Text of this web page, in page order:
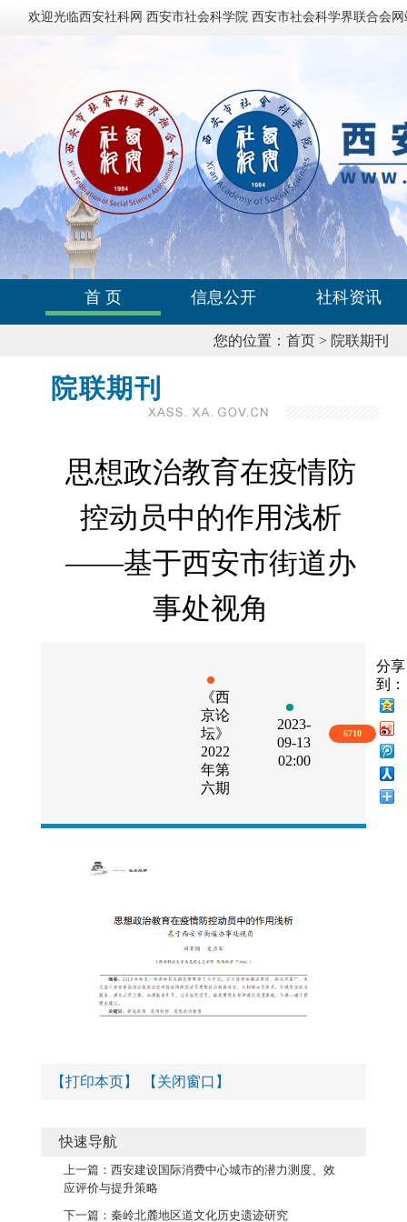
欢迎光临西安社科网 西安市社会科学院 西安市社会科学界联合会
首 页 信息公开 社科资讯
您的位置： 首页 > 院联期刊
院联期刊
思想政治教育在疫情防
控动员中的作用浅析
——基于西安市街道办
事处视角
《西
京论
坛》
2022
年第
六期
2023-
09-13
02:00
6710
分享
到：
【打印本页】 【关闭窗口】
快速导航
上一篇： 西安建设国际消费中心城市的潜力测度、效
应评价与提升策略
下一篇： 秦岭北麓地区道文化历史遗迹研究